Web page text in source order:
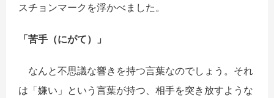
スチョンマークを浮かべました。
「苦手（にがて）」
なんと不思議な響きを持つ言葉なのでしょう。それ
は「嫌い」という言葉が持つ、相手を突き放すような